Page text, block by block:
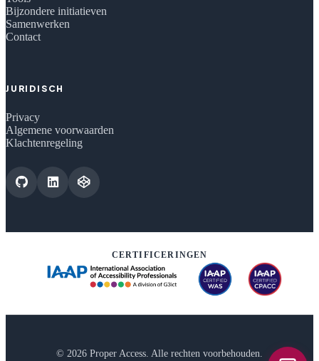
Bijzondere initiatieven
Samenwerken
Contact
JURIDISCH
Privacy
Algemene voorwaarden
Klachtenregeling
CERTIFICERINGEN
© 2026 Proper Access. Alle rechten voorbehouden.